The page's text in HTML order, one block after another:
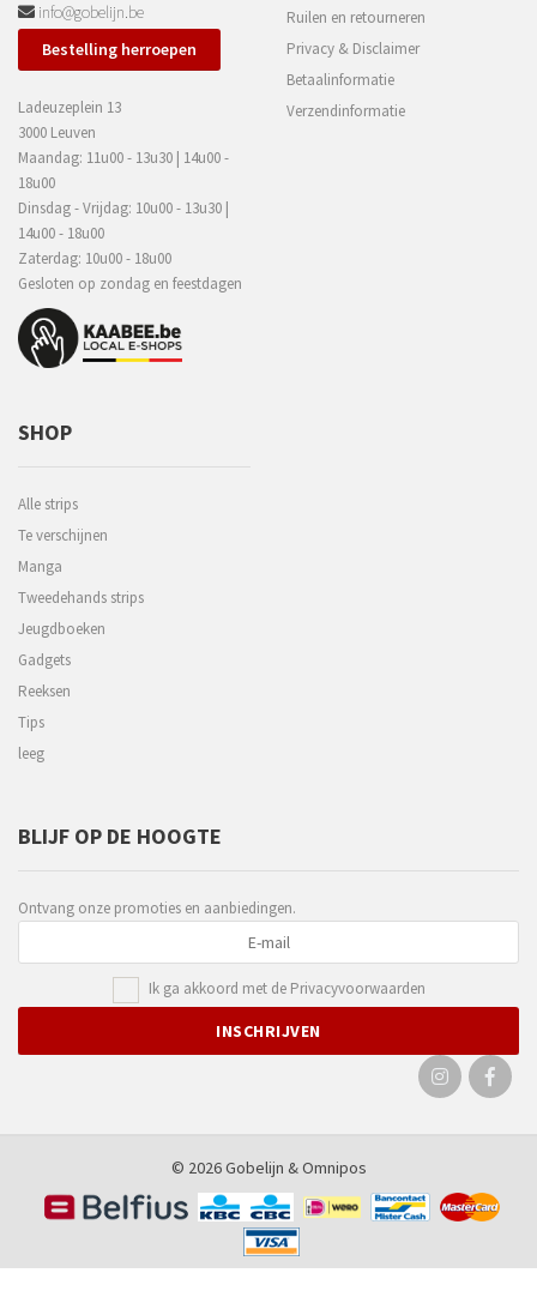
info@gobelijn.be
Bestelling herroepen
Ladeuzeplein 13
3000 Leuven
Maandag: 11u00 - 13u30 | 14u00 -
18u00
Dinsdag - Vrijdag: 10u00 - 13u30 |
14u00 - 18u00
Zaterdag: 10u00 - 18u00
Gesloten op zondag en feestdagen
Ruilen en retourneren
Privacy & Disclaimer
Betaalinformatie
Verzendinformatie
SHOP
Alle strips
Te verschijnen
Manga
Tweedehands strips
Jeugdboeken
Gadgets
Reeksen
Tips
leeg
BLIJF OP DE HOOGTE
Ontvang onze promoties en aanbiedingen.
Ik ga akkoord met de Privacyvoorwaarden
© 2026 Gobelijn &Omnipos